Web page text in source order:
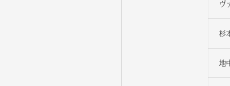
ヴ
杉
地